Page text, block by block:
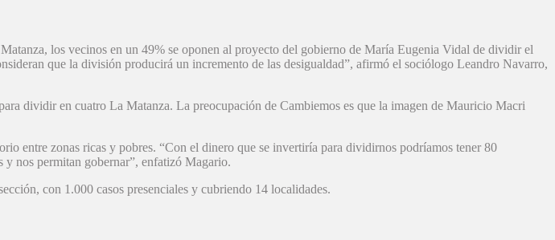
los vecinos en un 49% se oponen al proyecto del gobierno de María Eugenia Vidal de dividir el
que la división producirá un incremento de las desigualdad”, afirmó el sociólogo Leandro Navarro,
dividir en cuatro La Matanza. La preocupación de Cambiemos es que la imagen de Mauricio Macri
entre zonas ricas y pobres. “Con el dinero que se invertiría para dividirnos podríamos tener 80
y nos permitan gobernar”, enfatizó Magario.
con 1.000 casos presenciales y cubriendo 14 localidades.